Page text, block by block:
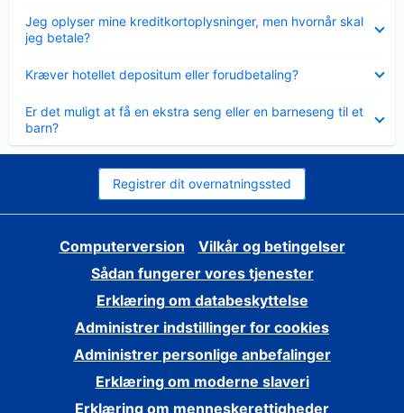
Jeg oplyser mine kreditkortoplysninger, men hvornår skal
jeg betale?
Kræver hotellet depositum eller forudbetaling?
Er det muligt at få en ekstra seng eller en barneseng til et
barn?
Registrer dit overnatningssted
Computerversion
Vilkår og betingelser
Sådan fungerer vores tjenester
Erklæring om databeskyttelse
Administrer indstillinger for cookies
Administrer personlige anbefalinger
Erklæring om moderne slaveri
Erklæring om menneskerettigheder